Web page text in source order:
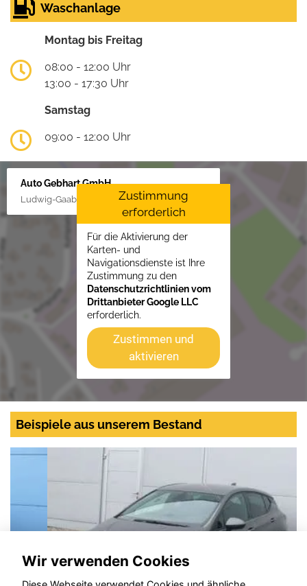
Waschanlage
Montag bis Freitag
08:00 - 12:00 Uhr
13:00 - 17:30 Uhr
Samstag
09:00 - 12:00 Uhr
Auto Gebhart GmbH
Ludwig-Gaab-Str. 4, 88427 Bad Schussenried
Zustimmung
erforderlich
Für die Aktivierung der
Karten- und
Navigationsdienste ist Ihre
Zustimmung zu den
Datenschutzrichtlinien vom
Drittanbieter Google LLC
erforderlich.
Zustimmen und
aktivieren
Beispiele aus unserem Bestand
Wir verwenden Cookies